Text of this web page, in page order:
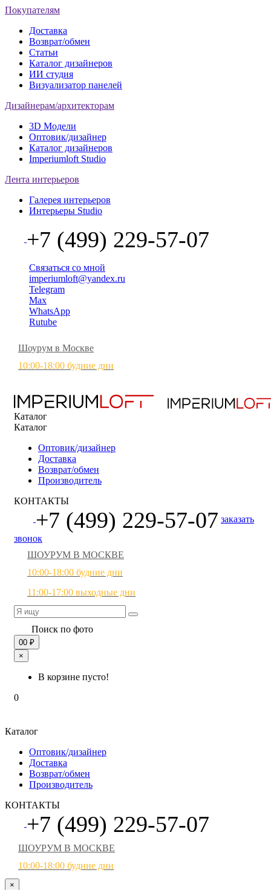
Покупателям
Доставка
Возврат/обмен
Статьи
Каталог дизайнеров
ИИ студия
Визуализатор панелей
Дизайнерам/архитекторам
3D Модели
Оптовик/дизайнер
Каталог дизайнеров
Imperiumloft Studio
Лента интерьеров
Галерея интерьеров
Интерьеры Studio
+7 (499) 229-57-07
Связаться со мной
imperiumloft@yandex.ru
Telegram
Max
WhatsApp
Rutube
Шоурум в Москве
10:00-18:00 будние дни
Каталог
Каталог
Оптовик/дизайнер
Доставка
Возврат/обмен
Производитель
КОНТАКТЫ
+7 (499) 229-57-07 заказать
звонок
ШОУРУМ В МОСКВЕ
10:00-18:00 будние дни
11:00-17:00 выходные дни
Поиск по фото
00 ₽
×
В корзине пусто!
0
Каталог
Оптовик/дизайнер
Доставка
Возврат/обмен
Производитель
КОНТАКТЫ
+7 (499) 229-57-07
ШОУРУМ В МОСКВЕ
10:00-18:00 будние дни
×